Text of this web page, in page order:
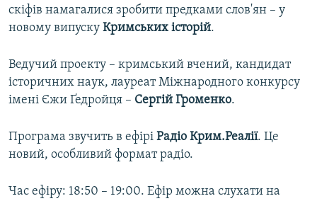
ІНФОГРАФІКА
ДОЛУЧАЙСЯ!
Усі сайти RFE/RL
скіфів намагалися зробити предками слов'ян – у
новому випуску Кримських історій.
Ведучий проекту – кримський вчений, кандидат
історичних наук, лауреат Міжнародного конкурсу
імені Єжи Ґедройця – Сергій Громенко.
Програма звучить в ефірі Радіо Крим.Реалії. Це
новий, особливий формат радіо.
Час ефіру: 18:50 – 19:00. Ефір можна слухати на